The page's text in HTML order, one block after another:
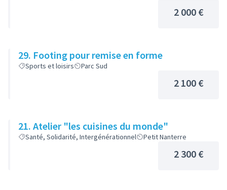
2 000 €
29. Footing pour remise en forme
Sports et loisirs Parc Sud
2 100 €
21. Atelier "les cuisines du monde"
Santé, Solidarité, Intergénérationnel Petit Nanterre
2 300 €